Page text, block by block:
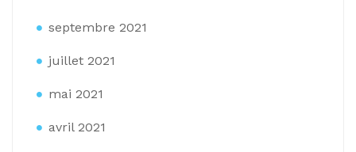
septembre 2021
juillet 2021
mai 2021
avril 2021